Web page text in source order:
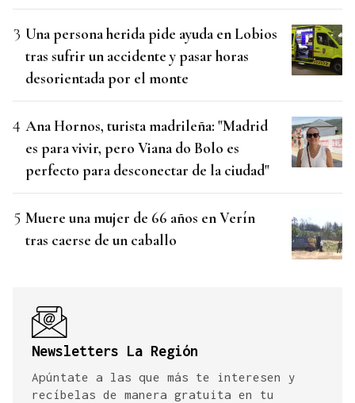
Una persona herida pide ayuda en Lobios
tras sufrir un accidente y pasar horas
desorientada por el monte
Ana Hornos, turista madrileña: "Madrid
es para vivir, pero Viana do Bolo es
perfecto para desconectar de la ciudad"
Muere una mujer de 66 años en Verín
tras caerse de un caballo
Newsletters La Región
Apúntate a las que más te interesen y
recíbelas de manera gratuita en tu